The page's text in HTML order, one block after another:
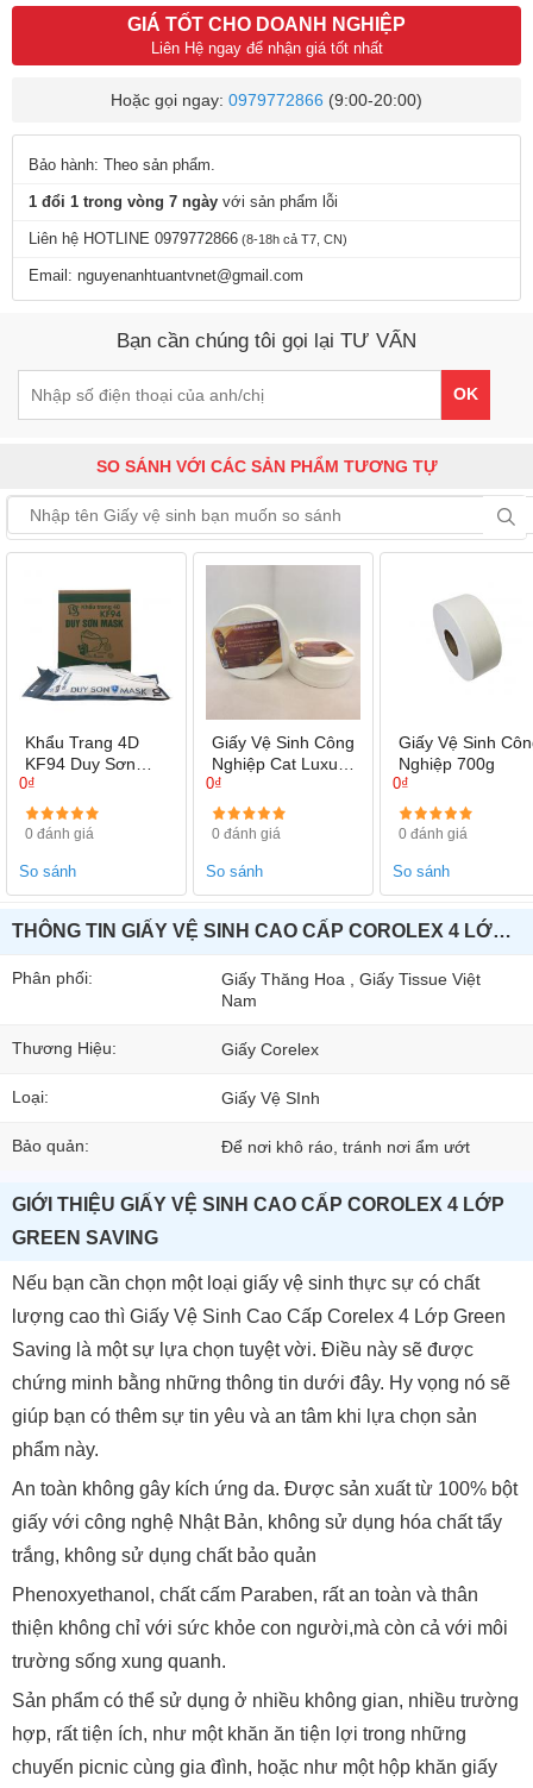
GIÁ TỐT CHO DOANH NGHIỆP
Liên Hệ ngay để nhận giá tốt nhất
Hoặc gọi ngay: 0979772866 (9:00-20:00)
Bảo hành: Theo sản phẩm.
1 đổi 1 trong vòng 7 ngày với sản phẩm lỗi
Liên hệ HOTLINE 0979772866 (8-18h cả T7, CN)
Email: nguyenanhtuantvnet@gmail.com
Bạn cần chúng tôi gọi lại TƯ VẤN
OK
SO SÁNH VỚI CÁC SẢN PHẨM TƯƠNG TỰ
Khẩu Trang 4D
KF94 Duy Sơn
Mask
0₫
0 đánh giá
So sánh
Giấy Vệ Sinh Công
Nghiệp Cat Luxury
- 3 Lớp
0₫
0 đánh giá
So sánh
Giấy Vệ Sinh
Nghiệp 700g
0₫
0 đánh giá
So sánh
THÔNG TIN GIẤY VỆ SINH CAO CẤP COROLEX 4 LỚP GREEN SAVING
Phân phối:
Giấy Thăng Hoa , Giấy Tissue Việt
Nam
Thương Hiệu: Giấy Corelex
Loại: Giấy Vệ SInh
Bảo quản: Để nơi khô ráo, tránh nơi ẩm ướt
GIỚI THIỆU GIẤY VỆ SINH CAO CẤP COROLEX 4 LỚP
GREEN SAVING
Nếu bạn cần chọn một loại giấy vệ sinh thực sự có chất
lượng cao thì Giấy Vệ Sinh Cao Cấp Corelex 4 Lớp Green
Saving là một sự lựa chọn tuyệt vời. Điều này sẽ được
chứng minh bằng những thông tin dưới đây. Hy vọng nó sẽ
giúp bạn có thêm sự tin yêu và an tâm khi lựa chọn sản
phẩm này.
An toàn không gây kích ứng da. Được sản xuất từ 100% bột
giấy với công nghệ Nhật Bản, không sử dụng hóa chất tẩy
trắng, không sử dụng chất bảo quản
Phenoxyethanol, chất cấm Paraben, rất an toàn và thân
thiện không chỉ với sức khỏe con người,mà còn cả với môi
trường sống xung quanh.
Sản phẩm có thể sử dụng ở nhiều không gian, nhiều trường
hợp, rất tiện ích, như một khăn ăn tiện lợi trong những
chuyến picnic cùng gia đình, hoặc như một hộp khăn giấy